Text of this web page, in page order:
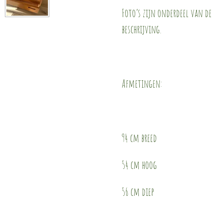
Foto’s zijn onderdeel van de
beschrijving.
Afmetingen:
94 cm breed
54 cm hoog
56 cm diep